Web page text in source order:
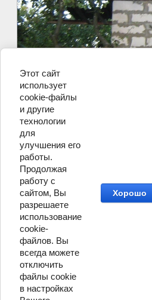
©СК Людмила
Этот сайт
использует
cookie-файлы
и другие
технологии
для
улучшения его
работы.
Продолжая
работу с
сайтом, Вы
разрешаете
использование
cookie-
файлов. Вы
всегда можете
отключить
файлы cookie
в настройках
Хорошо